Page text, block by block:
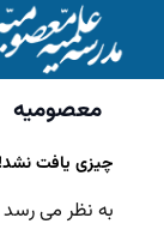
معصومیه
چیزی یافت نشد!
به نظر می